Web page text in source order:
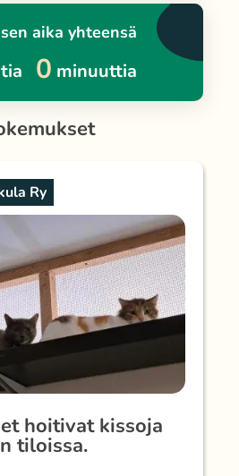
aika yhteensä
0 minuuttia
Ry
hoitivat kissoja
tiloissa.